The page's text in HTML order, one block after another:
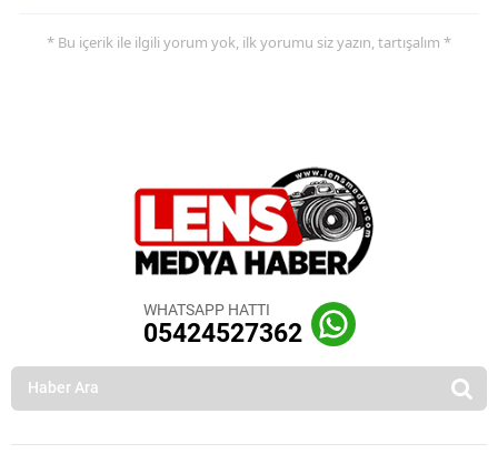
* Bu içerik ile ilgili yorum yok, ilk yorumu siz yazın, tartışalım *
WHATSAPP HATTI
05424527362